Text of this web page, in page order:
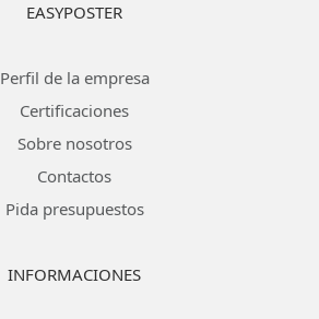
EASYPOSTER
Perfil de la empresa
Certificaciones
Sobre nosotros
Contactos
Pida presupuestos
INFORMACIONES